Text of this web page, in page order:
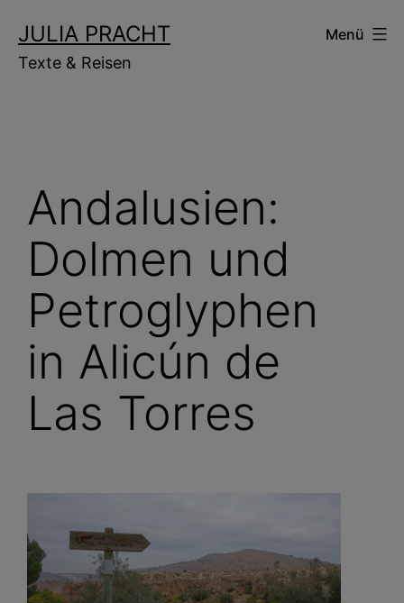
Inhalt
springen
JULIA PRACHT
Texte & Reisen
Menü
Andalusien:
Dolmen und
Petroglyphen
in Alicún de
Las Torres